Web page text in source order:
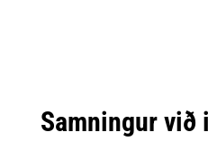
Samningur